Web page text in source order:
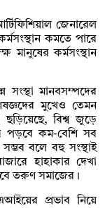
জেনারেল
কমতে পারে
মানুষের কর্মসংস্থান
সংস্থা মানবসম্পদের
মুখেও তেমন
বিশ্ব জুড়ে
পড়বে কম-বেশি সব
বলে বহু সংস্থাই
হাহাকার দেখা
তরুণ সমাজের।
প্রভাব নিয়ে